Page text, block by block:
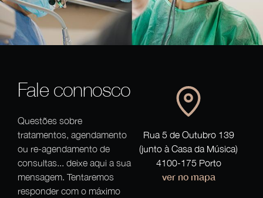
Fale connosco
Questões sobre
tratamentos, agendamento
ou re-agendamento de
consultas... deixe aqui a sua
mensagem. Tentaremos
responder com o máximo
Rua 5 de Outubro 139
(junto à Casa da Música)
4100-175 Porto
ver no mapa